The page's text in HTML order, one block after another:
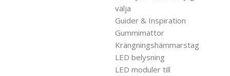
välja
Guider & Inspiration
Gummimattor
Krängningshämmarstag
LED belysning
LED moduler till